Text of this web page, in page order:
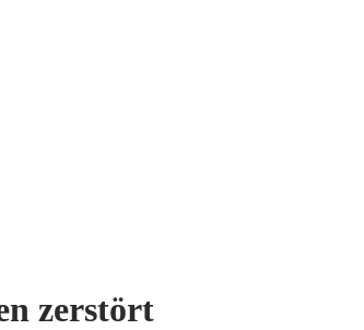
zerstört